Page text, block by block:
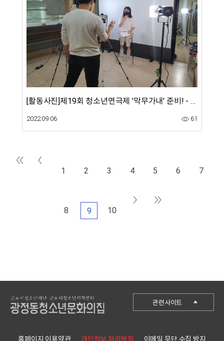
[활동사진]제19회 청소년연극제 '막무가내' 준비! - 연극동아리 개별 오프닝영상 촬영
2022.09.06 61
1 2 3 4 5 6 7
8 9 10
관련사이트
군포시청
군포시청소년수련관
홈페이지 이용약관 개인정보 처리방침 이메일 무단 수집 방지